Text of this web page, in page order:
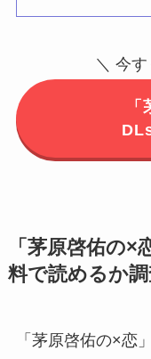
＼ 今
「茅原啓佑の
料で読めるか
「茅原啓佑の×恋